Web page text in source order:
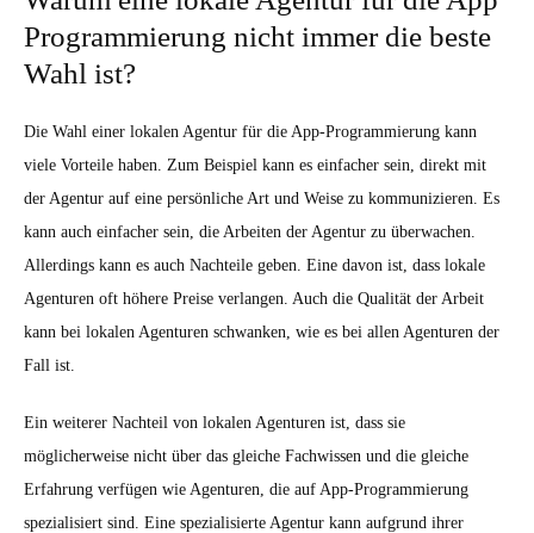
Programmierung nicht immer die beste
Wahl ist?
Die Wahl einer lokalen Agentur für die App-Programmierung kann
viele Vorteile haben. Zum Beispiel kann es einfacher sein, direkt mit
der Agentur auf eine persönliche Art und Weise zu kommunizieren. Es
kann auch einfacher sein, die Arbeiten der Agentur zu überwachen.
Allerdings kann es auch Nachteile geben. Eine davon ist, dass lokale
Agenturen oft höhere Preise verlangen. Auch die Qualität der Arbeit
kann bei lokalen Agenturen schwanken, wie es bei allen Agenturen der
Fall ist.
Ein weiterer Nachteil von lokalen Agenturen ist, dass sie
möglicherweise nicht über das gleiche Fachwissen und die gleiche
Erfahrung verfügen wie Agenturen, die auf App-Programmierung
spezialisiert sind. Eine spezialisierte Agentur kann aufgrund ihrer